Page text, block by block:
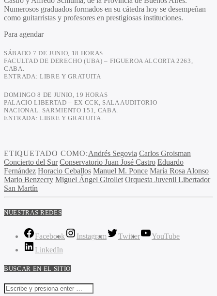
Numerosos graduados formados en su cátedra hoy se desempeñan
como guitarristas y profesores en prestigiosas instituciones.
Para agendar
SÁBADO 7 DE JUNIO, 18 HORAS
FACULTAD DE DERECHO (UBA) – FIGUEROA ALCORTA 2263,
CABA.
ENTRADA: LIBRE Y GRATUITA
DOMINGO 8 DE JUNIO, 19 HORAS
PALACIO LIBERTAD – EX CCK, SALA AUDITORIO
NACIONAL. SARMIENTO 151, CABA.
ENTRADA: LIBRE Y GRATUITA.
ETIQUETADO COMO:Andrés Segovia Carlos Groisman
Concierto del Sur Conservatorio Juan José Castro Eduardo
Fernández Horacio Ceballos Manuel M. Ponce María Rosa Alonso
Mario Benzecry Miguel Ángel Girollet Orquesta Juvenil Libertador
San Martín
NUESTRAS REDES
Facebook Instagram Twitter
YouTube
LinkedIn
BUSCAR EN EL SITIO